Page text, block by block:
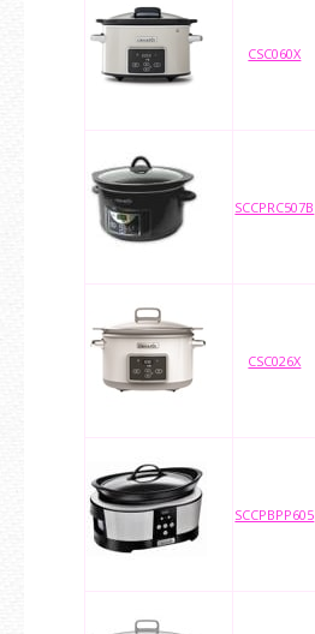
CSC060X
SCCPRC507B
CSC026X
SCCPBPP605